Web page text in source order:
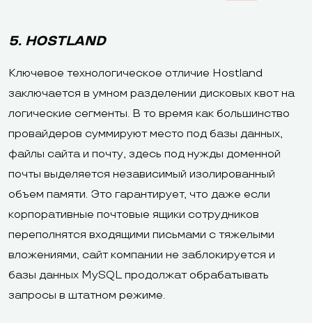
5. HOSTLAND
Ключевое технологическое отличие Hostland
заключается в умном разделении дисковых квот на
логические сегменты. В то время как большинство
провайдеров суммируют место под базы данных,
файлы сайта и почту, здесь под нужды доменной
почты выделяется независимый изолированный
объем памяти. Это гарантирует, что даже если
корпоративные почтовые ящики сотрудников
переполнятся входящими письмами с тяжелыми
вложениями, сайт компании не заблокируется и
базы данных MySQL продолжат обрабатывать
запросы в штатном режиме.